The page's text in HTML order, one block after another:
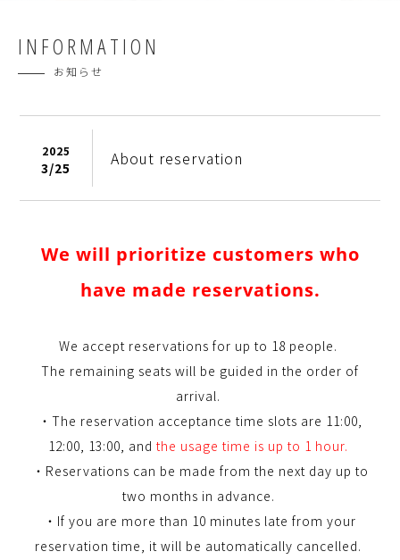
INFORMATION
お知らせ
2025
3/25 About reservation
We will prioritize customers who
have made reservations.
We accept reservations for up to 18 people.
The remaining seats will be guided in the order of
arrival.
・ The reservation acceptance time slots are 11:00,
12:00, 13:00, and the usage time is up to 1 hour.
・Reservations can be made from the next day up to
two months in advance.
・If you are more than 10 minutes late from your
reservation time, it will be automatically cancelled.